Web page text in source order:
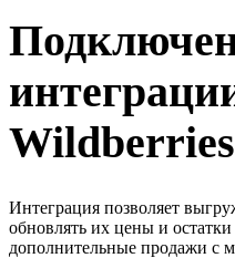
Wildberries
Интеграция позволяет
обновлять их цены и
дополнительные продажи с